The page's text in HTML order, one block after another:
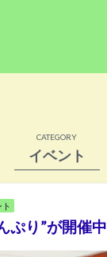
CATEGORY
イベント
ぷり”が開催中